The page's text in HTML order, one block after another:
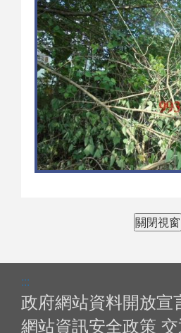
關閉視窗
:::
政府網站資料開放宣
網站資訊安全政策